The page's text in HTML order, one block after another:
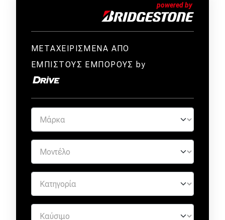
Χρηστικά
Οδική βοήθεια
eDRIVE
DRIVE USED
ΜΕΤΑΧΕΙΡΙΣΜΕΝΑ ΑΠΟ
ΕΜΠΙΣΤΟΥΣ ΕΜΠΟΡΟΥΣ by